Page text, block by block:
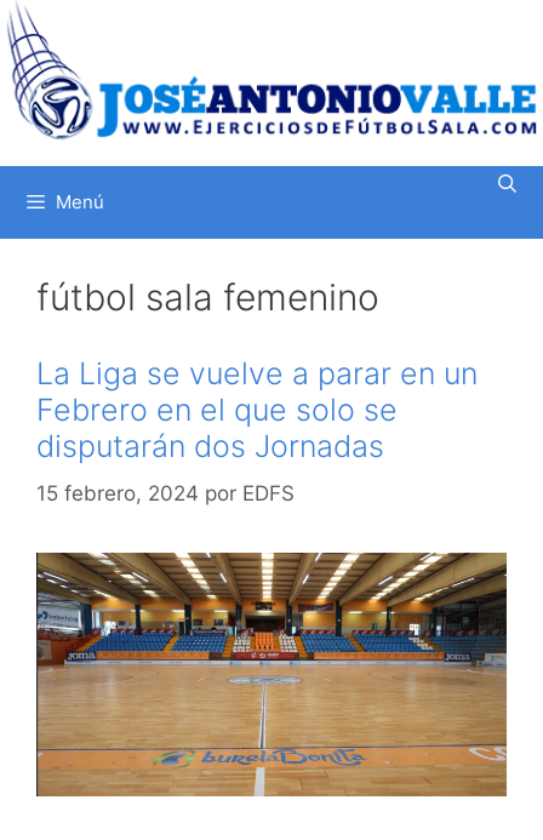
Saltar
al
contenido
Menú
fútbol sala femenino
La Liga se vuelve a parar en un
Febrero en el que solo se
disputarán dos Jornadas
15 febrero, 2024 por EDFS